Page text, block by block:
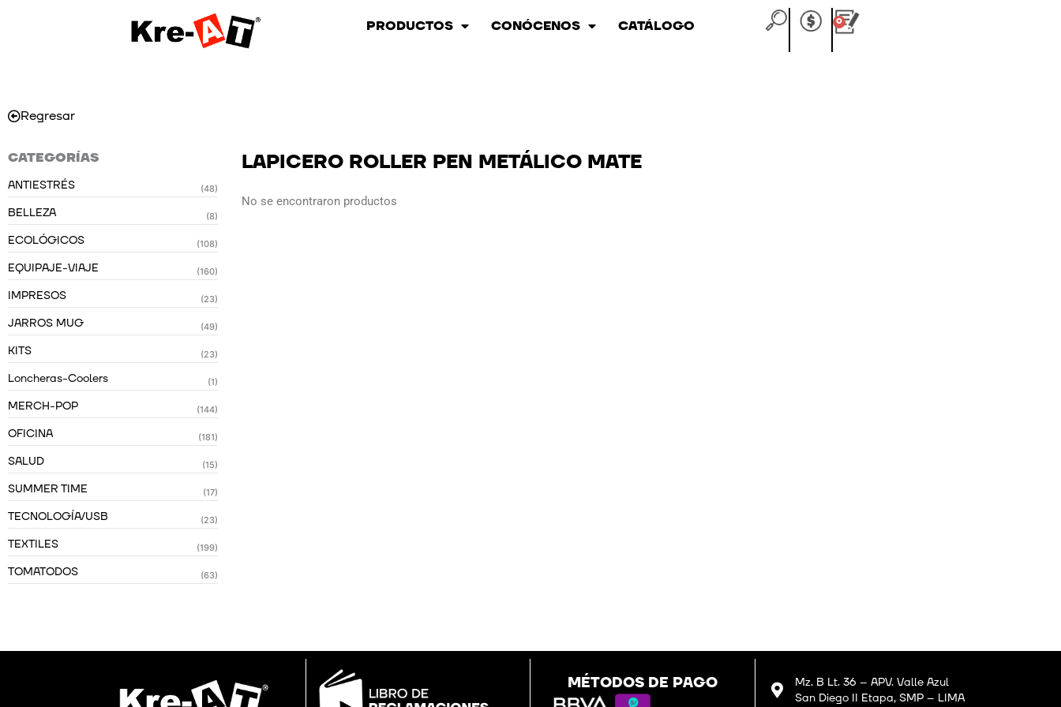
PRODUCTOS CONÓCENOS CATÁLOGO 0
Carrito
Regresar
CATEGORÍAS
ANTIESTRÉS (48)
BELLEZA (8)
ECOLÓGICOS (108)
EQUIPAJE-VIAJE (160)
IMPRESOS (23)
JARROS MUG (49)
KITS (23)
Loncheras-Coolers (1)
MERCH-POP (144)
OFICINA (181)
SALUD (15)
SUMMER TIME (17)
TECNOLOGÍA/USB (23)
TEXTILES (199)
TOMATODOS (63)
LAPICERO ROLLER PEN METÁLICO MATE
No se encontraron productos
MÉTODOS DE PAGO
Mz. B Lt. 36 – APV. Valle Azul
San Diego II Etapa, SMP – LIMA